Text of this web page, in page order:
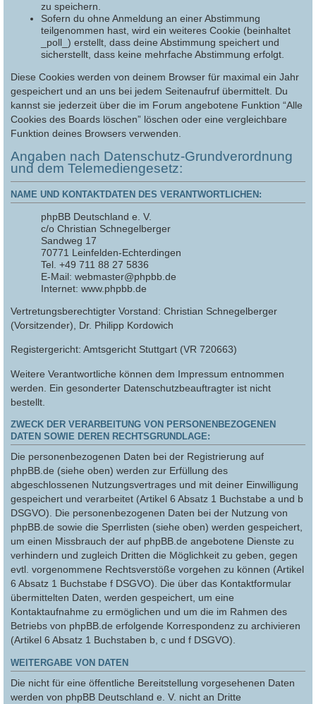
zu speichern.
Sofern du ohne Anmeldung an einer Abstimmung
teilgenommen hast, wird ein weiteres Cookie (beinhaltet
_poll_) erstellt, dass deine Abstimmung speichert und
sicherstellt, dass keine mehrfache Abstimmung erfolgt.
Diese Cookies werden von deinem Browser für maximal ein Jahr
gespeichert und an uns bei jedem Seitenaufruf übermittelt. Du
kannst sie jederzeit über die im Forum angebotene Funktion “Alle
Cookies des Boards löschen” löschen oder eine vergleichbare
Funktion deines Browsers verwenden.
Angaben nach Datenschutz-Grundverordnung
und dem Telemediengesetz:
NAME UND KONTAKTDATEN DES VERANTWORTLICHEN:
phpBB Deutschland e. V.
c/o Christian Schnegelberger
Sandweg 17
70771 Leinfelden-Echterdingen
Tel. +49 711 88 27 5836
E-Mail: webmaster@phpbb.de
Internet: www.phpbb.de
Vertretungsberechtigter Vorstand: Christian Schnegelberger
(Vorsitzender), Dr. Philipp Kordowich
Registergericht: Amtsgericht Stuttgart (VR 720663)
Weitere Verantwortliche können dem Impressum entnommen
werden. Ein gesonderter Datenschutzbeauftragter ist nicht
bestellt.
ZWECK DER VERARBEITUNG VON PERSONENBEZOGENEN
DATEN SOWIE DEREN RECHTSGRUNDLAGE:
Die personenbezogenen Daten bei der Registrierung auf
phpBB.de (siehe oben) werden zur Erfüllung des
abgeschlossenen Nutzungsvertrages und mit deiner Einwilligung
gespeichert und verarbeitet (Artikel 6 Absatz 1 Buchstabe a und b
DSGVO). Die personenbezogenen Daten bei der Nutzung von
phpBB.de sowie die Sperrlisten (siehe oben) werden gespeichert,
um einen Missbrauch der auf phpBB.de angebotene Dienste zu
verhindern und zugleich Dritten die Möglichkeit zu geben, gegen
evtl. vorgenommene Rechtsverstöße vorgehen zu können (Artikel
6 Absatz 1 Buchstabe f DSGVO). Die über das Kontaktformular
übermittelten Daten, werden gespeichert, um eine
Kontaktaufnahme zu ermöglichen und um die im Rahmen des
Betriebs von phpBB.de erfolgende Korrespondenz zu archivieren
(Artikel 6 Absatz 1 Buchstaben b, c und f DSGVO).
WEITERGABE VON DATEN
Die nicht für eine öffentliche Bereitstellung vorgesehenen Daten
werden von phpBB Deutschland e. V. nicht an Dritte